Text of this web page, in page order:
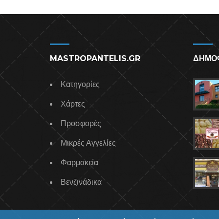
MASTROPANTELIS.GR
Κατηγορίες
Χάρτες
Προσφορές
Μικρές Αγγελίες
Φαρμακεία
Βενζινάδικα